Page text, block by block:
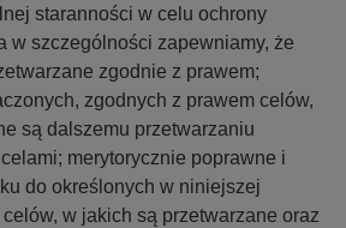
staranności w celu ochrony
w szczególności zapewniamy, że
zgodnie z prawem;
zgodnych z prawem celów,
są dalszemu przetwarzaniu
merytorycznie poprawne i
do określonych w niniejszej
w jakich są przetwarzane oraz